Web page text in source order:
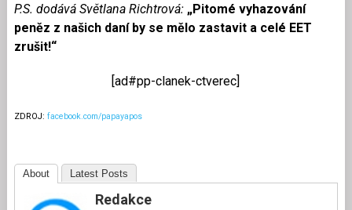
P.S. dodává Světlana Richtrová: „Pitomé vyhazování
peněz z našich daní by se mělo zastavit a celé EET
zrušit!“
[ad#pp-clanek-ctverec]
ZDROJ: facebook.com/papayapos
About Latest Posts
Redakce